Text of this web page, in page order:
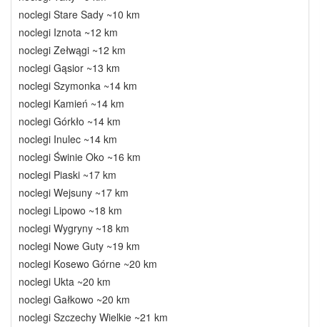
noclegi Stare Sady ~10 km
noclegi Iznota ~12 km
noclegi Zełwągi ~12 km
noclegi Gąsior ~13 km
noclegi Szymonka ~14 km
noclegi Kamień ~14 km
noclegi Górkło ~14 km
noclegi Inulec ~14 km
noclegi Świnie Oko ~16 km
noclegi Piaski ~17 km
noclegi Wejsuny ~17 km
noclegi Lipowo ~18 km
noclegi Wygryny ~18 km
noclegi Nowe Guty ~19 km
noclegi Kosewo Górne ~20 km
noclegi Ukta ~20 km
noclegi Gałkowo ~20 km
noclegi Szczechy Wielkie ~21 km